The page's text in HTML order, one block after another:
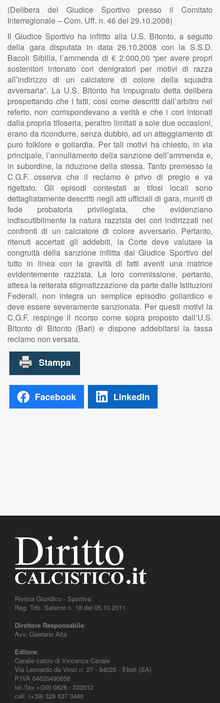
(Delibera del Giudice Sportivo presso il Comitato
Interregionale – Com. Uff. n. 46 del 29.10.2008)
Il Giudice Sportivo ha inflitto alla U.S. Bitonto, a seguito
della gara disputata in data 26.10.2008 con la S.S.D.
Bacoli Sibilla, l’ammenda di € 2.000,00 “per avere propri
sostenitori intonato cori denigratori per motivi di razza
all’indirizzo di un calciatore di colore della squadra
avversaria”. La U.S. Bitonto ha impugnato detta delibera
prospettando che i fatti, così come descritti dall’arbitro nel
referto, non corrispondevano a verità e che i cori intonati
dalla propria tifoseria, peraltro limitati a sole due occasioni,
erano da ricondurre, senza dubbio, ad un atteggiamento di
puro folklore e goliardia. Per tali motivi ha chiesto, in via
principale, l’annullamento della sanzione dell’ammenda e,
in subordine, la riduzione della stessa. Tanto premesso la
C.G.F. osserva che il reclamo è privo di pregio e va
rigettato. Gli episodi contestati ai tifosi locali sono
dettagliatamente descritti negli atti ufficiali di gara, muniti di
fede probatoria privilegiata, che evidenziano
indiscutibilmente la natura razzista dei cori indirizzati nei
confronti di un calciatore di colore avversario. Pertanto,
ritenuti accertati gli addebiti, la Corte deve valutare la
congruità della sanzione inflitta dal Giudice Sportivo del
tutto in linea con la gravità di fatti aventi una matrice
evidentemente razzista. La loro commissione, pertanto,
attesa la reiterata stigmatizzazione da parte dalle Istituzioni
Federali, non integra un semplice episodio goliardico e
deve essere severamente sanzionata. Per questi motivi la
C.G.F. respinge il ricorso come sopra proposto dall’U.S.
Bitonto di Bitonto (Bari) e dispone addebitarsi la tassa
reclamo non versata.
Facebook LinkedIn
Rivista Giuridico - Sportiva
Reg. Trib. Salerno n. 18 del 05.10.2011
Direttore Responsabile:
Avv. Gaetano Aita
Editore:
Canale calcio di Vincenza Canale
Via Leonardo da Vinci n. 27 - 84025 - Eboli (SA)
P.IVA 04620490658
tel./fax +(39) 0828 - 333512
cell. (+39) 328 637 3486